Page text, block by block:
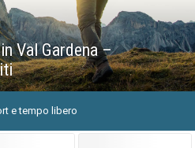
Val Gardena –
e tempo libero